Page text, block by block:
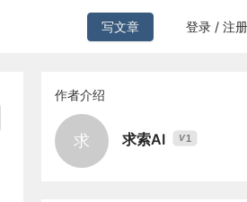
写文章 登录 / 注册
作者介绍
求 求索AI V1